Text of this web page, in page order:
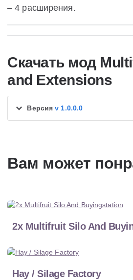
– 4 расширения.
Скачать мод
and Extensions
Версияv 1.0.0.0
Вам может
2x Multifruit Silo And
Hay / Silage Factory